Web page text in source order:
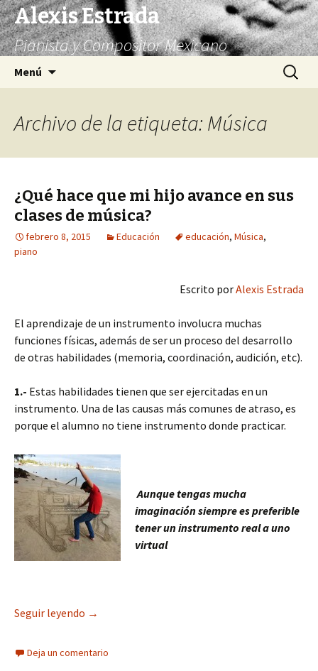
Alexis Estrada
Pianista y Compositor Mexicano
Menú Buscar:
Archivo de la etiqueta: Música
¿Qué hace que mi hijo avance en sus
clases de música?
febrero 8, 2015 Educación educación, Música,
piano
Escrito porAlexis Estrada
El aprendizaje de un instrumento involucra muchas
funciones físicas, además de ser un proceso del desarrollo
de otras habilidades (memoria, coordinación, audición, etc).
1.- Estas habilidades tienen que ser ejercitadas en un
instrumento. Una de las causas más comunes de atraso, es
porque el alumno no tiene instrumento donde practicar.
Aunque tengas mucha
imaginación siempre es preferible
tener un instrumento real a uno
virtual
Seguir leyendo ¿Qué hace que mi hijo avance en sus clases de
→
Deja un comentario